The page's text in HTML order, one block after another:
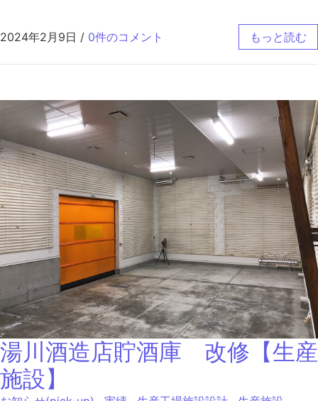
2024年2月9日 / 0件のコメント もっと読む
湯川酒造店貯酒庫 改修【生産
施設】